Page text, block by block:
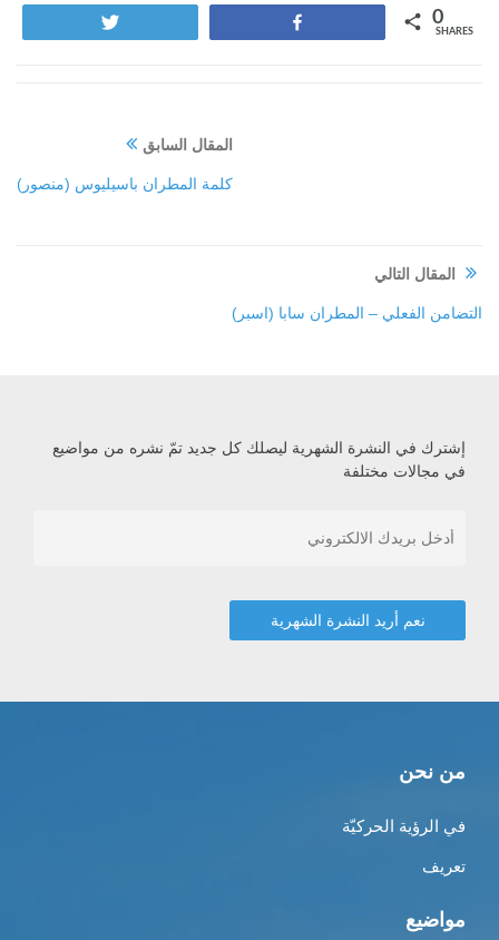
0
SHARES
المقال السابق
كلمة المطران باسيليوس (منصور)
المقال التالي
التضامن الفعلي – المطران سابا (اسبر)
إشترك في النشرة الشهرية ليصلك كل جديد تمّ نشره من مواضيع
في مجالات مختلفة
من نحن
في الرؤية الحركيّة
تعريف
مواضيع